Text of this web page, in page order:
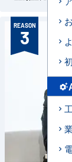
REASON
3
settings_suggest